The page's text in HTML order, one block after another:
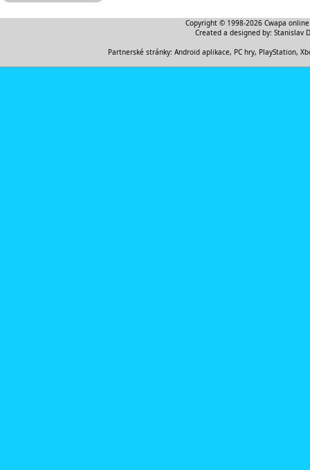
Copyright © 1998-2026 Cwapa
Created a designed by: Stanislav
Partnerské stránky: Android aplikace, PC hry, PlayStation,